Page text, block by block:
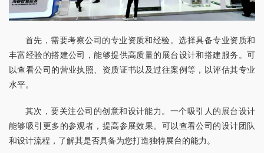
首先，需要考察公司的专业资质和经验。选择具备专业资质和
丰富经验的搭建公司，能够提供高质量的展台设计和搭建服务。可
以查看公司的营业执照、资质证书以及过往案例等，以评估其专业
水平。
其次，要关注公司的创意和设计能力。一个吸引人的展台设计
能够吸引更多的参观者，提高参展效果。可以查看公司的设计团队
和设计流程，了解其是否具备为您打造独特展台的能力。